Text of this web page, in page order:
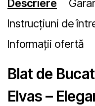
Descriere
Instrucțiuni de
Informații ofertă
Blat de
Elvas –